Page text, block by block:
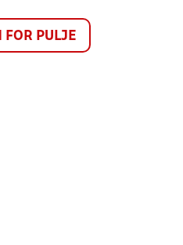
PULJE